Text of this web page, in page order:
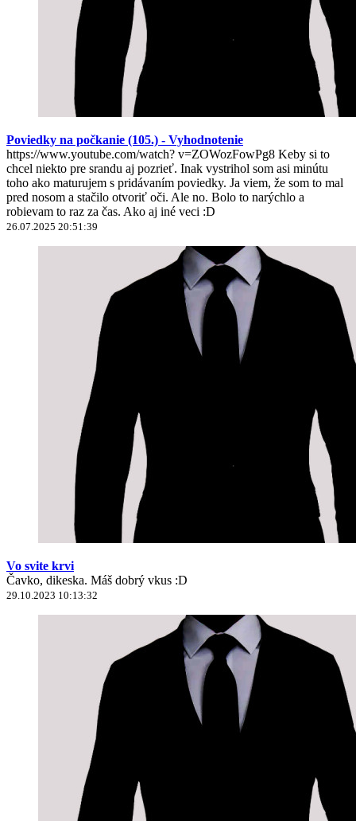
Poviedky na počkanie (105.) - Vyhodnotenie
https://www.youtube.com/watch? v=ZOWozFowPg8 Keby si to
chcel niekto pre srandu aj pozrieť. Inak vystrihol som asi minútu
toho ako maturujem s pridávaním poviedky. Ja viem, že som to mal
pred nosom a stačilo otvoriť oči. Ale no. Bolo to narýchlo a
robievam to raz za čas. Ako aj iné veci :D
26.07.2025 20:51:39
Vo svite krvi
Čavko, dikeska. Máš dobrý vkus :D
29.10.2023 10:13:32